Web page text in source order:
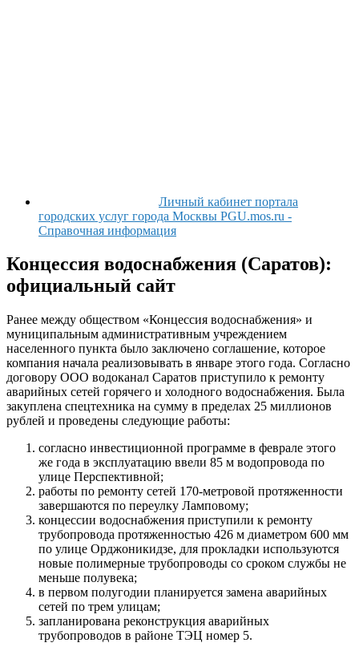
Личный кабинет портала
городских услуг города Москвы PGU.mos.ru -
Справочная информация
Концессия водоснабжения (Саратов):
официальный сайт
Ранее между обществом «Концессия водоснабжения» и
муниципальным административным учреждением
населенного пункта было заключено соглашение, которое
компания начала реализовывать в январе этого года. Согласно
договору ООО водоканал Саратов приступило к ремонту
аварийных сетей горячего и холодного водоснабжения. Была
закуплена спецтехника на сумму в пределах 25 миллионов
рублей и проведены следующие работы:
согласно инвестиционной программе в феврале этого
же года в эксплуатацию ввели 85 м водопровода по
улице Перспективной;
работы по ремонту сетей 170-метровой протяженности
завершаются по переулку Ламповому;
концессии водоснабжения приступили к ремонту
трубопровода протяженностью 426 м диаметром 600 мм
по улице Орджоникидзе, для прокладки используются
новые полимерные трубопроводы со сроком службы не
меньше полувека;
в первом полугодии планируется замена аварийных
сетей по трем улицам;
запланирована реконструкция аварийных
трубопроводов в районе ТЭЦ номер 5.